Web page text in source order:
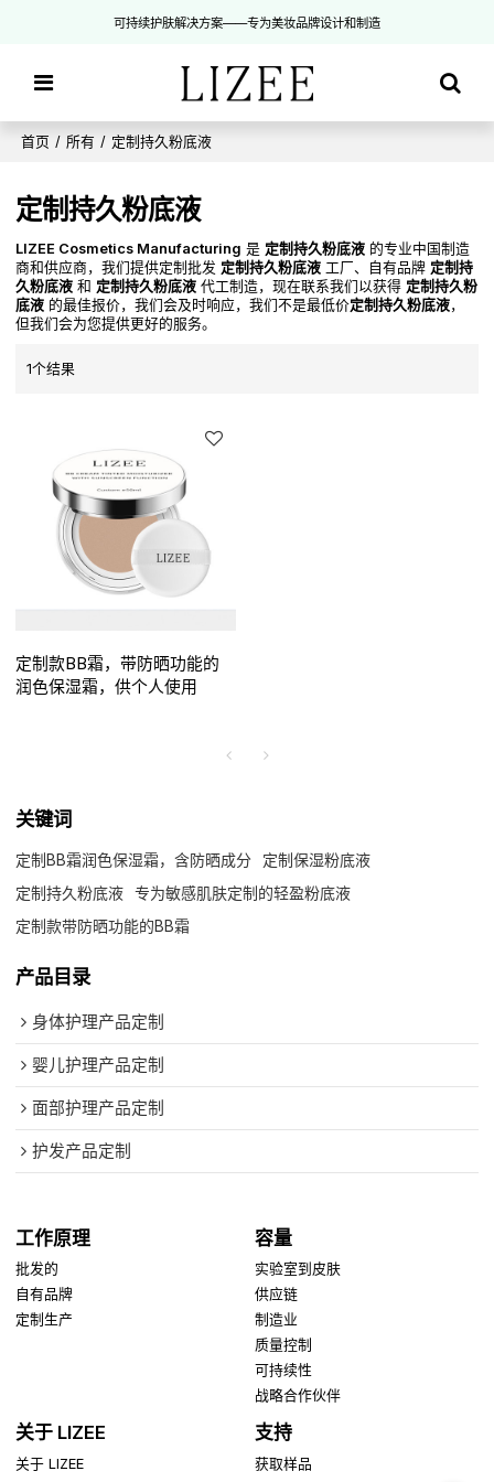
可持续护肤解决方案——专为美妆品牌设计和制造
首页 / 所有 / 定制持久粉底液
定制持久粉底液
LIZEE Cosmetics Manufacturing 是 定制持久粉底液 的专业中国制造
商和供应商，我们提供定制批发 定制持久粉底液 工厂、自有品牌 定制持
久粉底液 和 定制持久粉底液 代工制造，现在联系我们以获得 定制持久粉
底液 的最佳报价，我们会及时响应，我们不是最低价定制持久粉底液，
但我们会为您提供更好的服务。
1个结果
定制款BB霜，带防晒功能的
润色保湿霜，供个人使用
关键词
定制BB霜润色保湿霜，含防晒成分
定制保湿粉底液
定制持久粉底液
专为敏感肌肤定制的轻盈粉底液
定制款带防晒功能的BB霜
产品目录
身体护理产品定制
婴儿护理产品定制
面部护理产品定制
护发产品定制
工作原理
批发的
自有品牌
定制生产
容量
实验室到皮肤
供应链
制造业
质量控制
可持续性
战略合作伙伴
关于 LIZEE
关于 LIZEE
支持
获取样品